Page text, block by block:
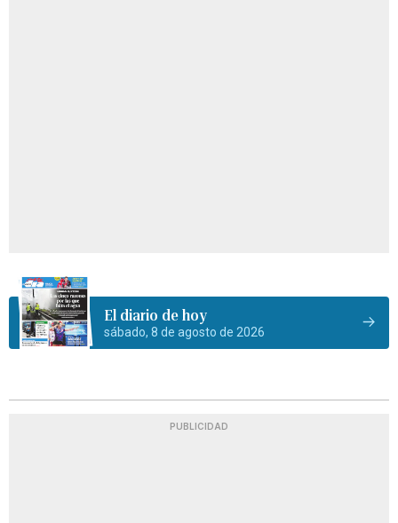
El diario de hoy
sábado, 8 de agosto de 2026
PUBLICIDAD